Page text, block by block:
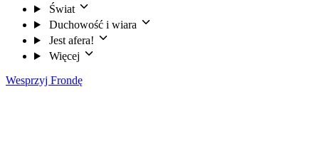
Świat
Duchowość i wiara
Jest afera!
Więcej
Wesprzyj Frondę